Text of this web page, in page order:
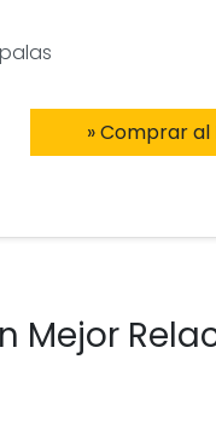
» Comprar al
Mejor